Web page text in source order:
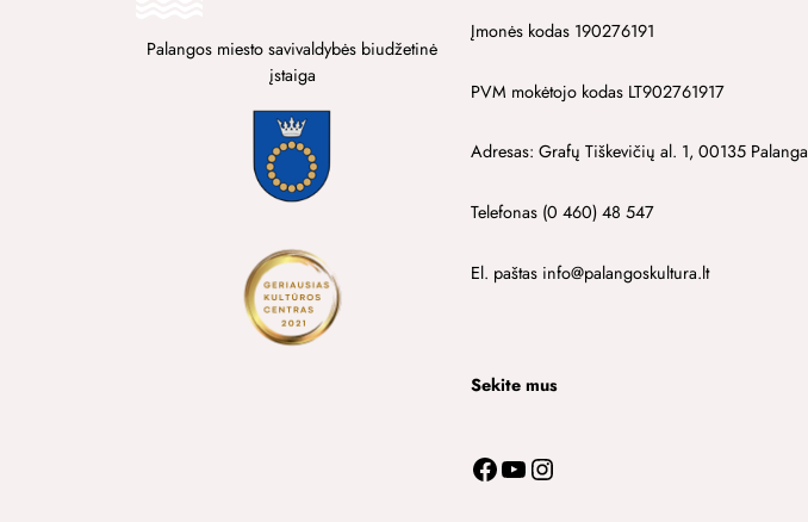
Palangos miesto savivaldybės biudžetinė
įstaiga
Įmonės kodas 190276191
PVM mokėtojo kodas LT902761917
Adresas: Grafų Tiškevičių al. 1, 00135 Palanga
Telefonas (0 460) 48 547
El. paštas info@palangoskultura.lt
Sekite mus
Facebook YouTube Instagram